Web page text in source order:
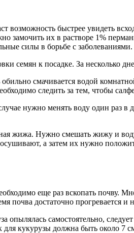
возможность быстрее увидеть
их в растворе 1%
силы в борьбе с заболеваниями.
семян к посадке. За несколько
смачивается водой
следить за тем, чтобы
нужно менять воду один раз в
жижа. Нужно смешать жижу и
а затем их нужно
еще раз вскопать почву.
достаточно прогревается и
опылялась самостоятельно,
кукурузы должна быть около